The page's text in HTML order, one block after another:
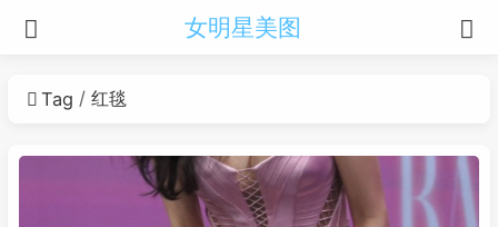
女明星美图
Tag 红毯